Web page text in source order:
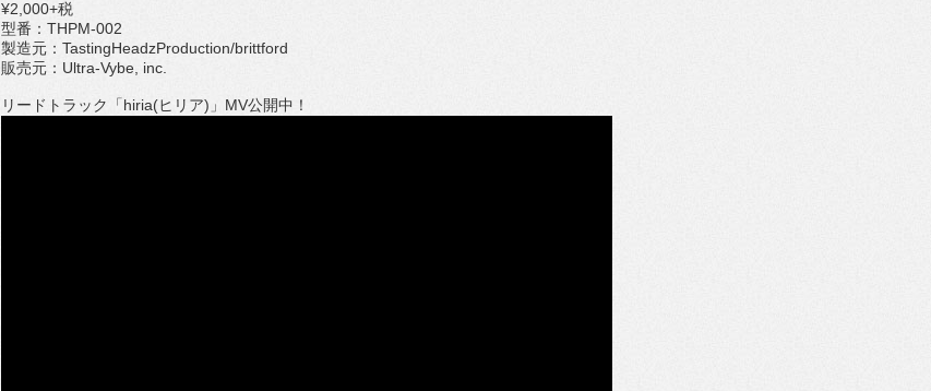
¥2,000+税
型番：THPM-002
製造元：TastingHeadzProduction/brittford
販売元：Ultra-Vybe, inc.
リードトラック「hiria(ヒリア)」MV公開中！